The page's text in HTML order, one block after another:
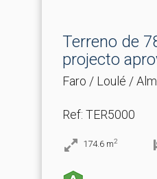
Terreno de
projecto
m.​..
Faro / Loulé /
Ref: TER5000
174.6 m2